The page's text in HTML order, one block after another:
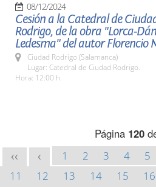
08/12/2024
Cesión a la Catedral de
Rodrigo, de la obra "Lorca-
Ledesma" del autor Florencio
Ciudad Rodrigo (Salamanca)
Lugar: Catedral de Ciudad Rodrigo.
Hora: 12:00 h.
Página 120
<< < 1 2 3 4 5
11
12 13 14 15 16